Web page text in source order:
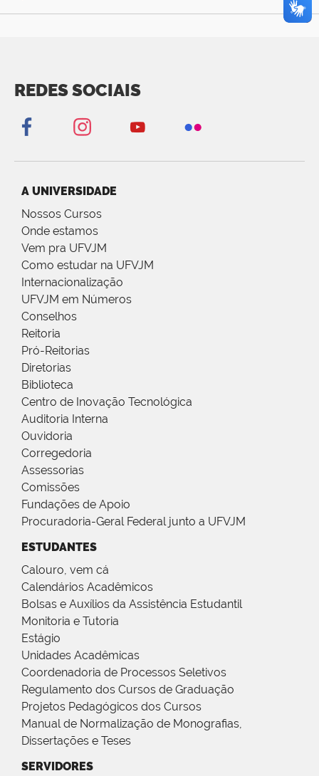
REDES SOCIAIS
A UNIVERSIDADE
Nossos Cursos
Onde estamos
Vem pra UFVJM
Como estudar na UFVJM
Internacionalização
UFVJM em Números
Conselhos
Reitoria
Pró-Reitorias
Diretorias
Biblioteca
Centro de Inovação Tecnológica
Auditoria Interna
Ouvidoria
Corregedoria
Assessorias
Comissões
Fundações de Apoio
Procuradoria-Geral Federal junto a UFVJM
ESTUDANTES
Calouro, vem cá
Calendários Acadêmicos
Bolsas e Auxílios da Assistência Estudantil
Monitoria e Tutoria
Estágio
Unidades Acadêmicas
Coordenadoria de Processos Seletivos
Regulamento dos Cursos de Graduação
Projetos Pedagógicos dos Cursos
Manual de Normalização de Monografias,
Dissertações e Teses
SERVIDORES